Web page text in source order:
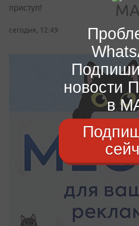
приступ!
сегодня, 12:49
новости
в